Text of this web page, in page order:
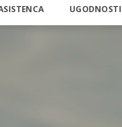
UGODNOSTI